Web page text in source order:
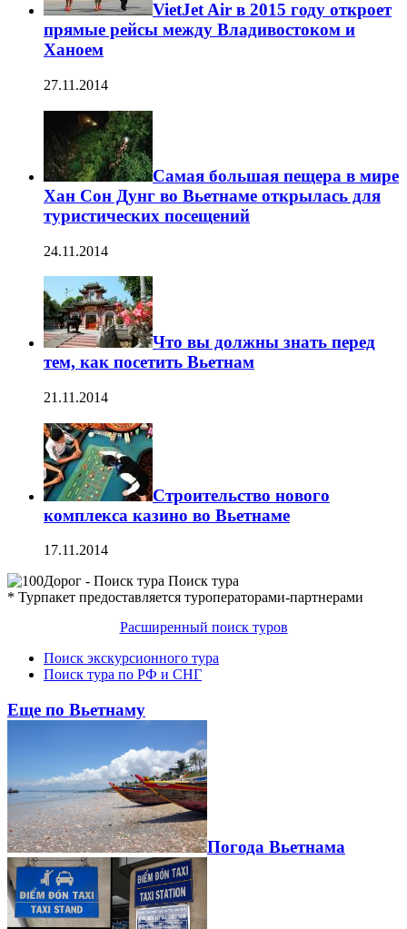
VietJet Air в 2015 году откроет
прямые рейсы между Владивостоком и
Ханоем
27.11.2014
Самая большая пещера в мире
Хан Сон Дунг во Вьетнаме открылась для
туристических посещений
24.11.2014
Что вы должны знать перед
тем, как посетить Вьетнам
21.11.2014
Строительство нового
комплекса казино во Вьетнаме
17.11.2014
Поиск тура
* Турпакет предоставляется туроператорами-партнерами
Расширенный поиск туров
Поиск экскурсионного тура
Поиск тура по РФ и СНГ
Еще по Вьетнаму
Погода Вьетнама